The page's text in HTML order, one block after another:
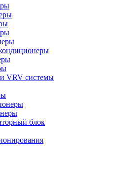
VRV системы
блок